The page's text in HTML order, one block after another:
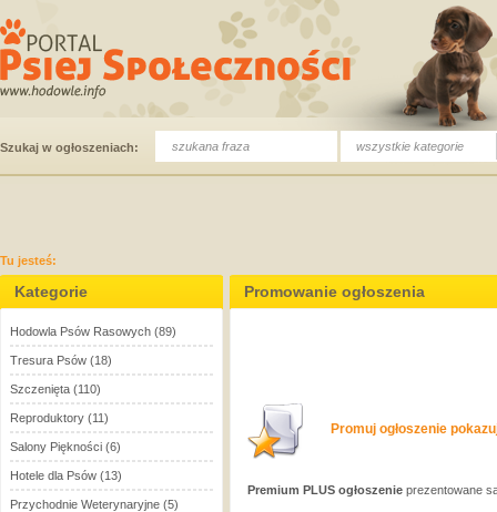
Szukaj w ogłoszeniach: wszystkie kategorie
Tu jesteś:
Kategorie
Hodowla Psów Rasowych (89)
Tresura Psów (18)
Szczenięta (110)
Reproduktory (11)
Salony Piękności (6)
Hotele dla Psów (13)
Przychodnie Weterynaryjne (5)
Promowanie ogłoszenia
Promuj ogłoszenie
Premium PLUS ogłoszenie prezentowane